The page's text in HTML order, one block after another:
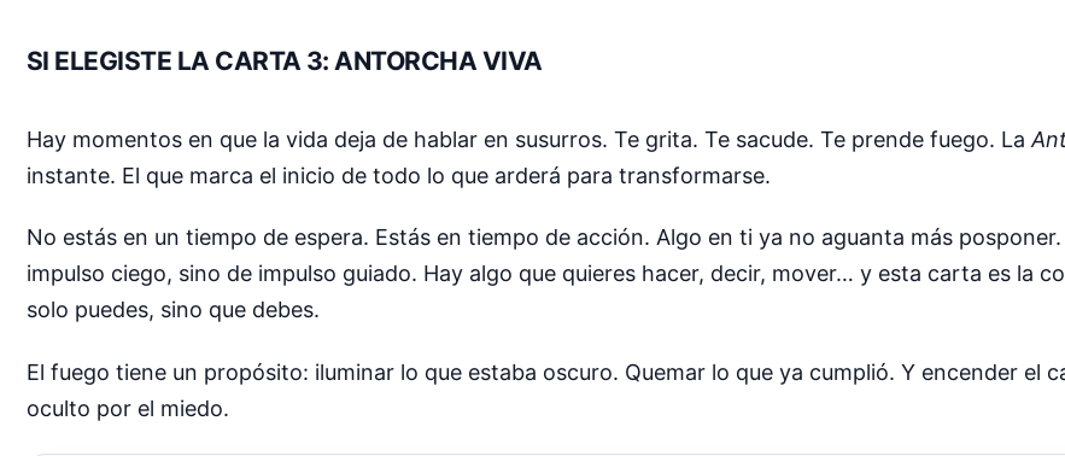
SI ELEGISTE LA CARTA 3: ANTORCHA VIVA
Hay momentos en que la vida deja de hablar en susurros. Te grita. Te sacude. Te prende fuego. La
instante. El que marca el inicio de todo lo que arderá para transformarse.
No estás en un tiempo de espera. Estás en tiempo de acción. Algo en ti ya no aguanta más
impulso ciego, sino de impulso guiado. Hay algo que quieres hacer, decir, mover… y esta carta es la
solo puedes, sino que debes.
El fuego tiene un propósito: iluminar lo que estaba oscuro. Quemar lo que ya cumplió. Y encender el
oculto por el miedo.